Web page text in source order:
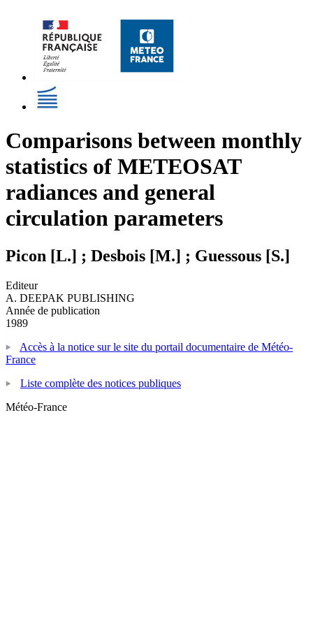
Comparisons between monthly
statistics of METEOSAT
radiances and general
circulation parameters
Picon [L.] ; Desbois [M.] ; Guessous [S.]
Editeur
A. DEEPAK PUBLISHING
Année de publication
1989
Accès à la notice sur le site du portail documentaire de Météo-
France
Liste complète des notices publiques
Météo-France